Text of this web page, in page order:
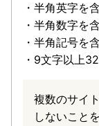
・半角英字を
・半角数字を
・半角記号を
・9文字以上
複数のサイ
しないこと